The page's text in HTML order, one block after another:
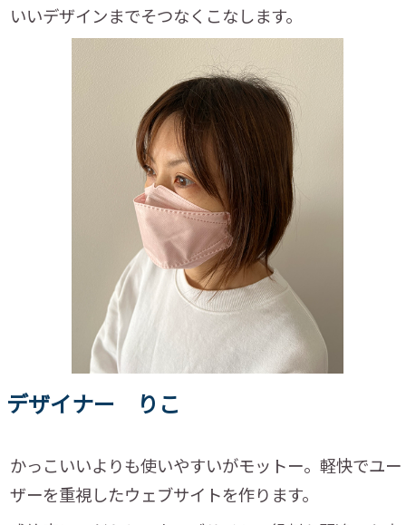
いいデザインまでそつなくこなします。
デザイナー りこ
かっこいいよりも使いやすいがモットー。軽快でユー
ザーを重視したウェブサイトを作ります。